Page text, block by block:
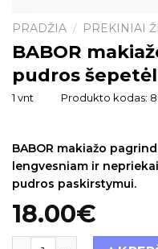
PRADŽIA / PREKINIAI
BABOR
pudros
1 vnt Produkto kodas:
BABOR makiažo
lengvesniam ir
pudros paskirstymui.
18.00€